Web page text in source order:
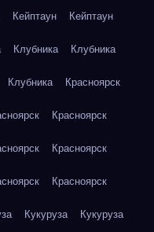
Кейптаун Кейптаун
Клубника Клубника
Клубника Красноярск
Красноярск
Красноярск
Красноярск
Кукуруза Кукуруза